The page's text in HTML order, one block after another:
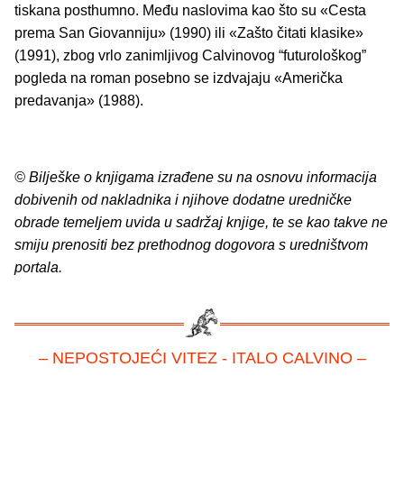
tiskana posthumno. Među naslovima kao što su «Cesta
prema San Giovanniju» (1990) ili «Zašto čitati klasike»
(1991), zbog vrlo zanimljivog Calvinovog “futurološkog”
pogleda na roman posebno se izdvajaju «Američka
predavanja» (1988).
© Bilješke o knjigama izrađene su na osnovu informacija
dobivenih od nakladnika i njihove dodatne uredničke
obrade temeljem uvida u sadržaj knjige, te se kao takve ne
smiju prenositi bez prethodnog dogovora s uredništvom
portala.
– NEPOSTOJEĆI VITEZ - ITALO CALVINO –